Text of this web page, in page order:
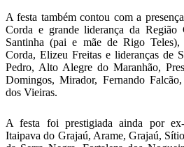
A festa também contou com a
Corda e grande liderança da Região
Santinha (pai e mãe de Rigo
Corda, Elizeu Freitas e lideranças de
Pedro, Alto Alegre do Maranhão,
Domingos, Mirador, Fernando
dos Vieiras.
A festa foi prestigiada ainda por
Itaipava do Grajaú, Arame, Grajaú,